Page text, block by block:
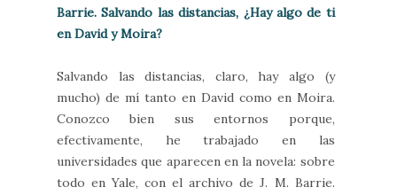
Barrie. Salvando las distancias, ¿Hay algo de ti
en David y Moira?
Salvando las distancias, claro, hay algo (y
mucho) de mí tanto en David como en Moira.
Conozco bien sus entornos porque,
efectivamente, he trabajado en las
universidades que aparecen en la novela: sobre
todo en Yale, con el archivo de J. M. Barrie.